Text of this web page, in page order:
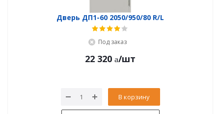
Дверь ДП1-60 2050/950/80 R/L
Под заказ
22 320 /шт
В корзину